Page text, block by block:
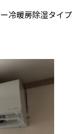
冷暖房除湿タイ